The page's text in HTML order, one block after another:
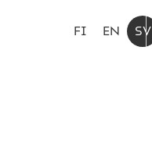
FI EN SV